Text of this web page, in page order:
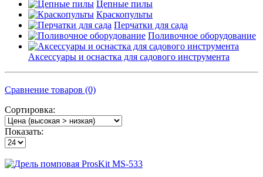
Цепные пилы
Краскопульты
Перчатки для сада
Поливочное оборудование
Аксессуары и оснастка для садового инструмента
Сравнение товаров (0)
Сортировка:
Показать: